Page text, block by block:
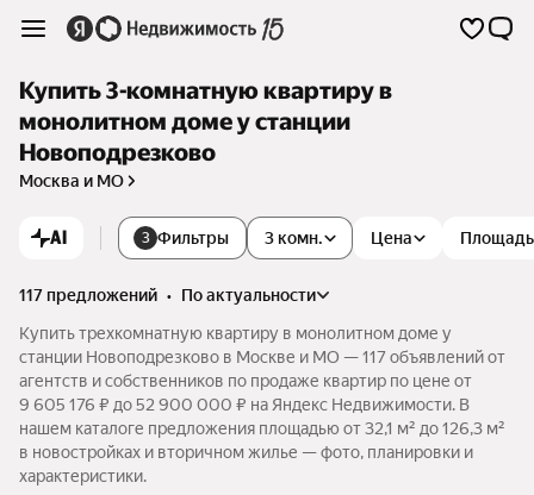
Купить 3-комнатную квартиру в
монолитном доме у станции
Новоподрезково
Москва и МО
AI 3 Фильтры 3 комн. Цена Площадь
117 предложений •
по актуальности
Купить трехкомнатную квартиру в монолитном доме у
станции Новоподрезково в Москве и МО — 117 объявлений от
агентств и собственников по продаже квартир по цене от
9 605 176 ₽ до 52 900 000 ₽ на Яндекс Недвижимости. В
нашем каталоге предложения площадью от 32,1 м² до 126,3 м²
в новостройках и вторичном жилье — фото, планировки и
характеристики.